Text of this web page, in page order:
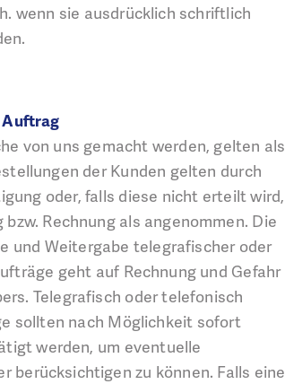
wenn sie ausdrücklich schriftlich
Auftrag
von uns gemacht werden, gelten als
der Kunden gelten durch
oder, falls diese nicht erteilt wird,
Rechnung als angenommen. Die
und Weitergabe telegrafischer oder
geht auf Rechnung und Gefahr
Telegrafisch oder telefonisch
sollten nach Möglichkeit sofort
werden, um eventuelle
berücksichtigen zu können. Falls eine